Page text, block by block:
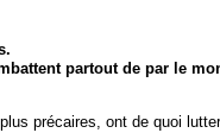
partout de par le
précaires, ont de quoi